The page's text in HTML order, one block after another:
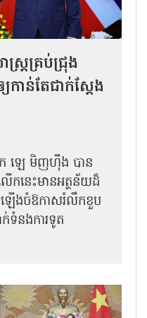
ត្រគ្រប់ជ្រុង
ាន់តែជាក់ស្ដែង
ក ឡេ មិញហ៊ឹង បាន
កនេះមានអត្ថន័យដ៏
ើងចំឱកាសរំលឹកខួប
ទំនងការទូត